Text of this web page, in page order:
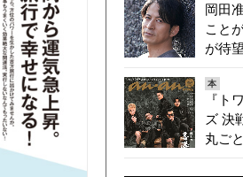
岡田
こと
が待
本
『ト
ズ 決
丸ご